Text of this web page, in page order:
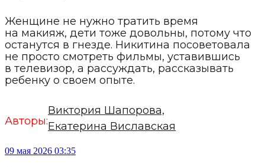
Женщине не нужно тратить время
на макияж, дети тоже довольны, потому что
останутся в гнезде. Никитина посоветовала
не просто смотреть фильмы, уставившись
в телевизор, а рассуждать, рассказывать
ребенку о своем опыте.
Авторы:
Виктория Шапорова,
Екатерина Виславская
09 мая 2026 03:35